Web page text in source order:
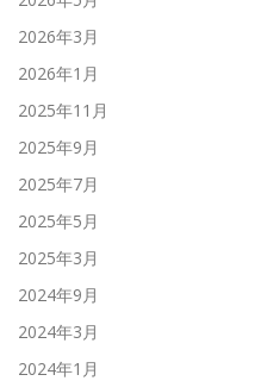
2026年3月
2026年1月
2025年11月
2025年9月
2025年7月
2025年5月
2025年3月
2024年9月
2024年3月
2024年1月